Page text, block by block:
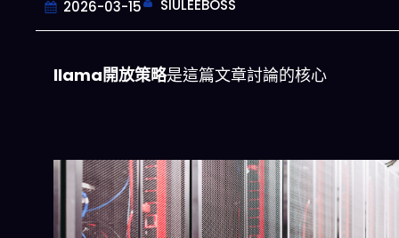
2026-03-15 SIULEEBOSS
llama開放策略是這篇文章討論的核心